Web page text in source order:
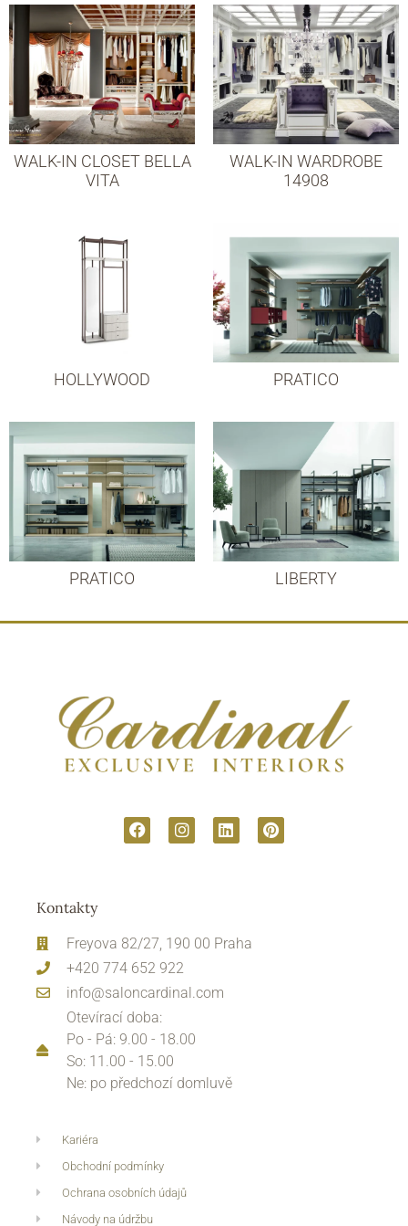
WALK-IN CLOSET BELLA
VITA
WALK-IN WARDROBE
14908
HOLLYWOOD PRATICO
PRATICO LIBERTY
Kontakty
Freyova 82/27, 190 00 Praha
+420 774 652 922
info@saloncardinal.com
Otevírací doba:
Po - Pá: 9.00 - 18.00
So: 11.00 - 15.00
Ne: po předchozí domluvě
Kariéra
Obchodní podmínky
Ochrana osobních údajů
Návody na údržbu